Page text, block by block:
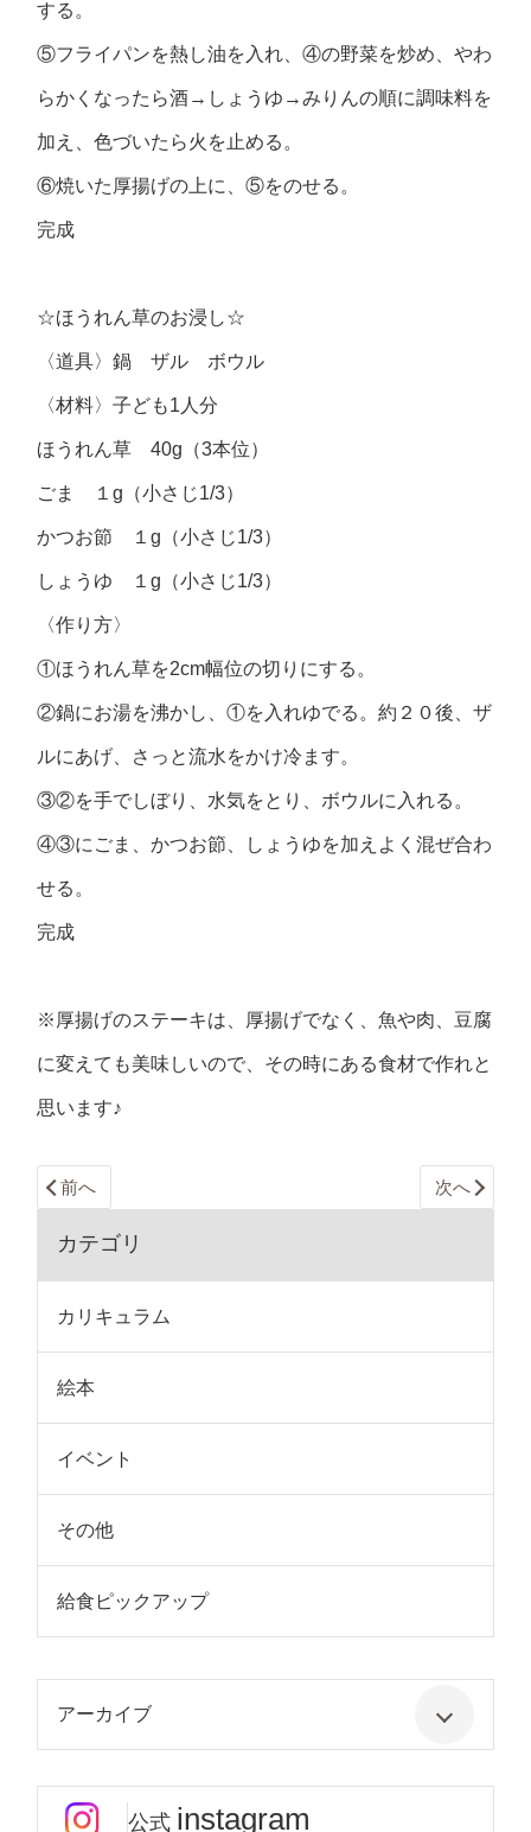
する。
⑤フライパンを熱し油を入れ、④の野菜を炒め、やわ
らかくなったら酒→しょうゆ→みりんの順に調味料を
加え、色づいたら火を止める。
⑥焼いた厚揚げの上に、⑤をのせる。
完成
☆ほうれん草のお浸し☆
〈道具〉鍋 ザル ボウル
〈材料〉子ども1人分
ほうれん草 40g（3本位）
ごま １g（小さじ1/3）
かつお節 １g（小さじ1/3）
しょうゆ １g（小さじ1/3）
〈作り方〉
①ほうれん草を2cm幅位の切りにする。
②鍋にお湯を沸かし、①を入れゆでる。約２０後、ザ
ルにあげ、さっと流水をかけ冷ます。
③②を手でしぼり、水気をとり、ボウルに入れる。
④③にごま、かつお節、しょうゆを加えよく混ぜ合わ
せる。
完成
※厚揚げのステーキは、厚揚げでなく、魚や肉、豆腐
に変えても美味しいので、その時にある食材で作れと
思います♪
前へ 次へ
カテゴリ
カリキュラム
絵本
イベント
その他
給食ピックアップ
アーカイブ
公式 instagram